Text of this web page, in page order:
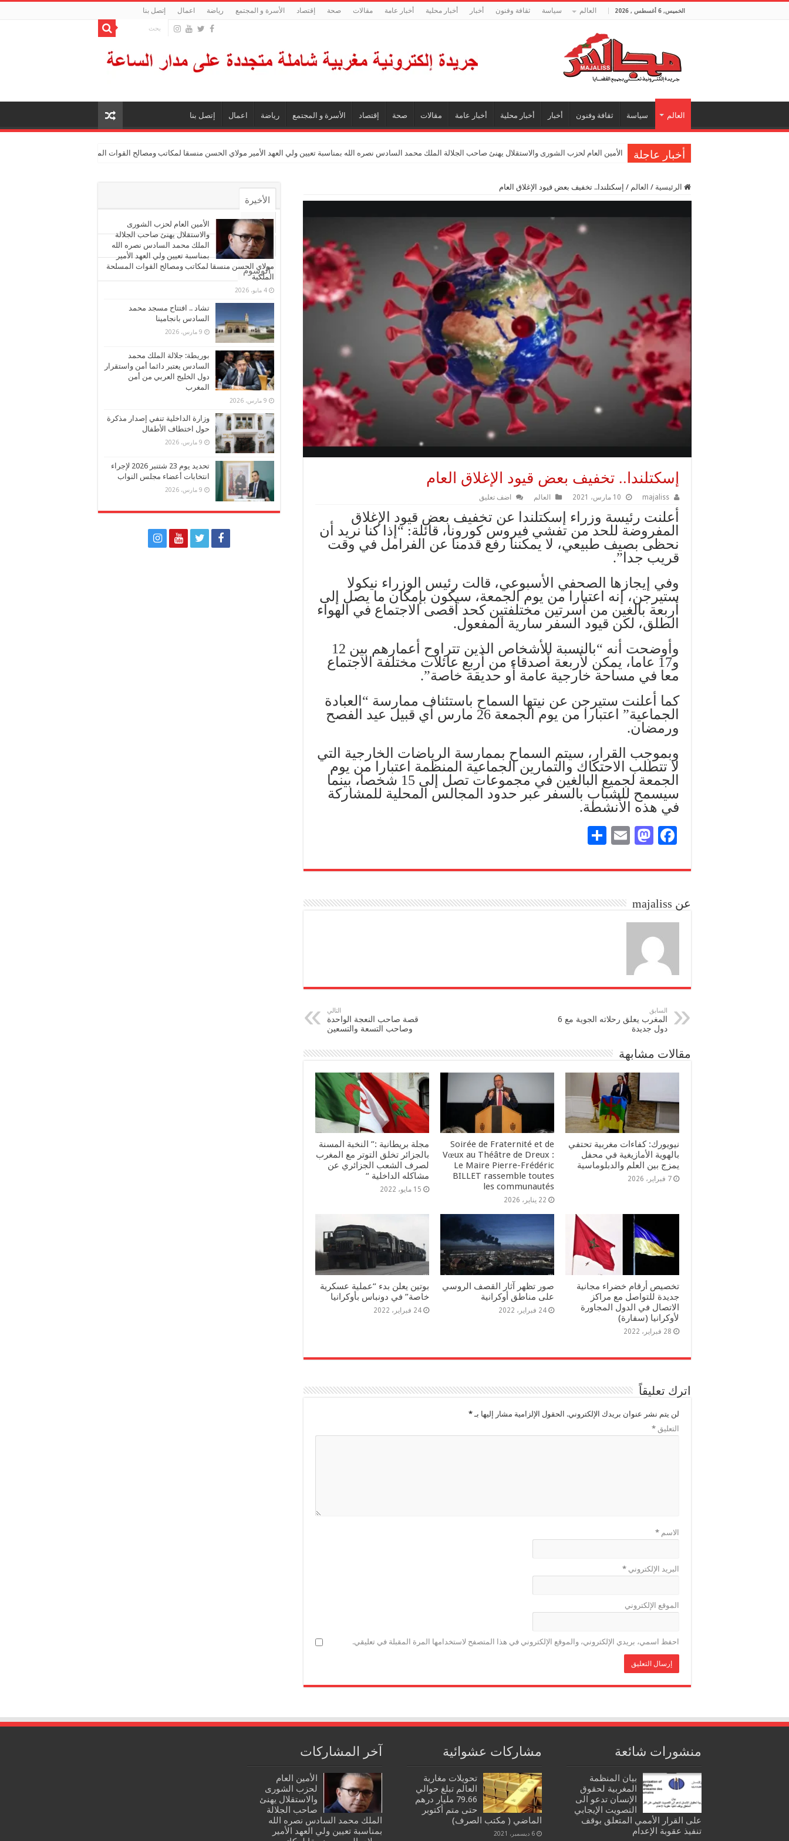
الخميس, 6 أغسطس , 2026 العالم سياسة ثقافة وفنون أخبار أخبار محلية أخبار عامة مقالات صحة إقتصاد الأسرة و المجتمع رياضة اعمال إتصل بنا
العالم سياسة ثقافة وفنون أخبار أخبار محلية أخبار عامة مقالات صحة إقتصاد الأسرة و المجتمع رياضة اعمال إتصل بنا
أخبار عاجلة الأمين العام لحزب الشورى والاستقلال يهنئ صاحب الجلالة الملك محمد السادس نصره الله بمناسبة تعيين ولي العهد الأمير مولاي الحسن منسقا لمكاتب ومصالح القوات المسلحة الملكية
الرئيسية / العالم / إسكتلندا.. تخفيف بعض قيود الإغلاق العام
إسكتلندا.. تخفيف بعض قيود الإغلاق العام
majaliss 10 مارس، 2021 العالم اضف تعليق
أعلنت رئيسة وزراء إسكتلندا عن تخفيف بعض قيود الإغلاق
المفروضة للحد من تفشي فيروس كورونا، قائلة: “إذا كنا نريد أن
نحظى بصيف طبيعي، لا يمكننا رفع قدمنا عن الفرامل في وقت
قريب جدا”.
وفي إيجازها الصحفي الأسبوعي، قالت رئيس الوزراء نيكولا
ستيرجن، إنه اعتبارا من يوم الجمعة، سيكون بإمكان ما يصل إلى
أربعة بالغين من أسرتين مختلفتين كحد أقصى الاجتماع في الهواء
الطلق، لكن قيود السفر سارية المفعول.
وأوضحت أنه “بالنسبة للأشخاص الذين تتراوح أعمارهم بين 12
و17 عاما، يمكن لأربعة أصدقاء من أربع عائلات مختلفة الاجتماع
معا في مساحة خارجية عامة أو حديقة خاصة”.
كما أعلنت ستيرجن عن نيتها السماح باستئناف ممارسة “العبادة
الجماعية” اعتبارا من يوم الجمعة 26 مارس أي قبيل عيد الفصح
ورمضان.
وبموجب القرار، سيتم السماح بممارسة الرياضات الخارجية التي
لا تتطلب الاحتكاك والتمارين الجماعية المنظمة اعتبارا من يوم
الجمعة لجميع البالغين في مجموعات تصل إلى 15 شخصا، بينما
سيسمح للشباب بالسفر عبر حدود المجالس المحلية للمشاركة
في هذه الأنشطة.
Fa
bo
M
to
n
E
ail
re
عن majaliss
السابق
المغرب يعلق رحلاته الجوية مع 6
دول جديدة
التالي
قصة صاحب النعجة الواحدة
وصاحب التسعة والتسعين
مقالات مشابهة
نيويورك: كفاءات مغربية تحتفي
بالهوية الأمازيغية في محفل
يمزج بين العلم والدبلوماسية
7 فبراير، 2026
Soirée de Fraternité et de
Vœux au Théâtre de Dreux :
Le Maire Pierre-Frédéric
BILLET rassemble toutes
les communautés
22 يناير، 2026
مجلة بريطانية :” النخبة المسنة
بالجزائر تخلق التوتر مع المغرب
لصرف الشعب الجزائري عن
مشاكله الداخلية “
15 مايو، 2022
تخصيص أرقام خضراء مجانية
جديدة للتواصل مع مراكز
الاتصال في الدول المجاورة
لأوكرانيا (سفارة)
28 فبراير، 2022
صور تظهر آثار القصف الروسي
على مناطق أوكرانية
24 فبراير، 2022
بوتين يعلن بدء “عملية عسكرية
خاصة” في دونباس بأوكرانيا
24 فبراير، 2022
اترك تعليقاً
لن يتم نشر عنوان بريدك الإلكتروني. الحقول الإلزامية مشار إليها بـ *
التعليق *
الاسم *
البريد الإلكتروني *
الموقع الإلكتروني
احفظ اسمي، بريدي الإلكتروني، والموقع الإلكتروني في هذا المتصفح لاستخدامها المرة المقبلة في تعليقي.
الأخيرة
الأشهر
تعليقات
الوسوم
الأمين العام لحزب الشورى
والاستقلال يهنئ صاحب الجلالة
الملك محمد السادس نصره الله
بمناسبة تعيين ولي العهد الأمير
مولاي الحسن منسقا لمكاتب ومصالح القوات المسلحة
الملكية
4 مايو، 2026
تشاد .. افتتاح مسجد محمد
السادس بانجامينا
9 مارس، 2026
بوريطة: جلالة الملك محمد
السادس يعتبر دائما أمن واستقرار
دول الخليج العربي من أمن
المغرب
9 مارس، 2026
وزارة الداخلية تنفي إصدار مذكرة
حول اختطاف الأطفال
9 مارس، 2026
تحديد يوم 23 شتنبر 2026 لإجراء
انتخابات أعضاء مجلس النواب
9 مارس، 2026
منشورات شائعة
بيان المنظمة
المغربية لحقوق
الإنسان تدعو الى
التصويت الإيجابي
على القرار الأممي المتعلق بوقف
تنفيذ عقوبة الإعدام
مشاركات عشوائية
تحويلات مغاربة
العالم تبلغ حوالي
79.66 مليار درهم
حتى متم أكتوبر
الماضي ( مكتب الصرف)
6 ديسمبر، 2021
آخر المشاركات
الأمين العام
لحزب الشورى
والاستقلال يهنئ
صاحب الجلالة
الملك محمد السادس نصره الله
بمناسبة تعيين ولي العهد الأمير